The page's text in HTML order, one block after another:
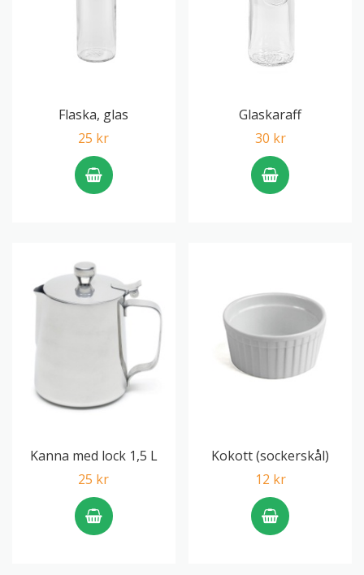
Flaska, glas
25 kr
Glaskaraff
30 kr
Kanna med lock 1,5 L
25 kr
Kokott (sockerskål)
12 kr